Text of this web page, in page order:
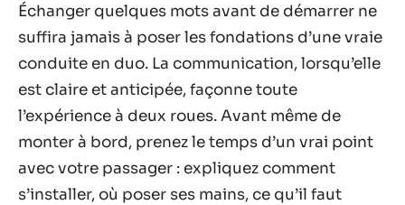
Échanger quelques mots avant de démarrer ne
suffira jamais à poser les fondations d’une vraie
conduite en duo. La communication, lorsqu’elle
est claire et anticipée, façonne toute
l’expérience à deux roues. Avant même de
monter à bord, prenez le temps d’un vrai point
avec votre passager : expliquez comment
s’installer, où poser ses mains, ce qu’il faut